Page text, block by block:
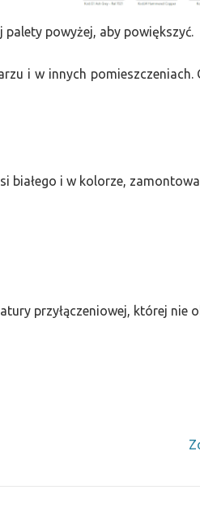
palety powyżej, aby powiększyć.
i w innych
białego i w kolorze,
przyłączeniowej, której nie